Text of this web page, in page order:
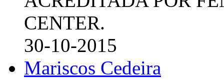
CENTER.
30-10-2015
Mariscos Cedeira